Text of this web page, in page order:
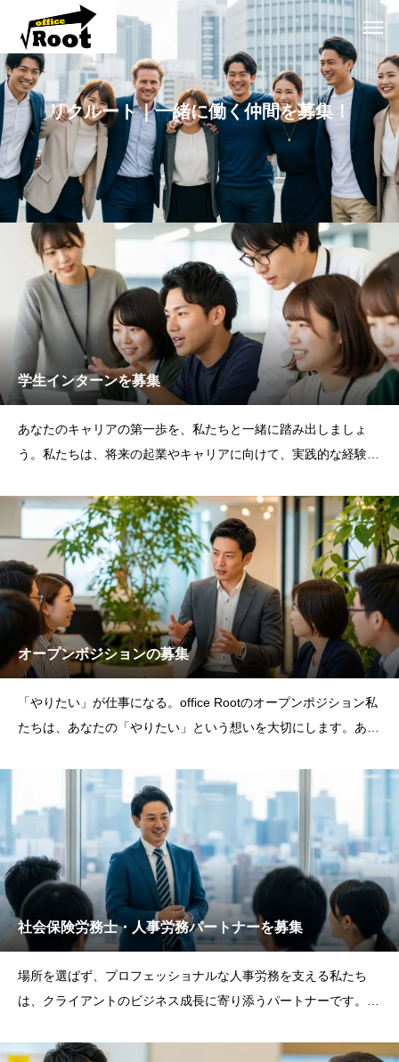
リクルート｜一緒に働く仲間を募集！
学生インターンを募集
あなたのキャリアの第一歩を、私たちと一緒に踏み出しましょ
う。私たちは、将来の起業やキャリアに向けて、実践的な経験を
オープンボジションの募集
「やりたい」が仕事になる。office Rootのオープンポジション私
たちは、あなたの「やりたい」という想いを大切にします。あな
社会保険労務士・人事労務パートナーを募集
場所を選ばず、プロフェッショナルな人事労務を支える私たち
は、クライアントのビジネス成長に寄り添うパートナーです。あ